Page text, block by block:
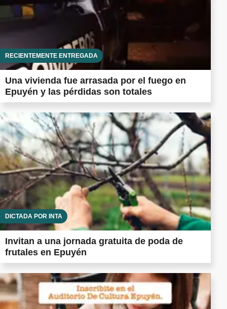
RECIENTEMENTE ENTREGADA
Una vivienda fue arrasada por el fuego en
Epuyén y las pérdidas son totales
DICTADA POR INTA
Invitan a una jornada gratuita de poda de
frutales en Epuyén